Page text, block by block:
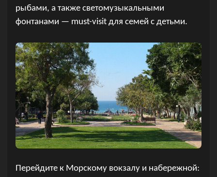
рыбами, а также светомузыкальными
фонтанами — must-visit для семей с детьми.
Перейдите к Морскому вокзалу и набережной: